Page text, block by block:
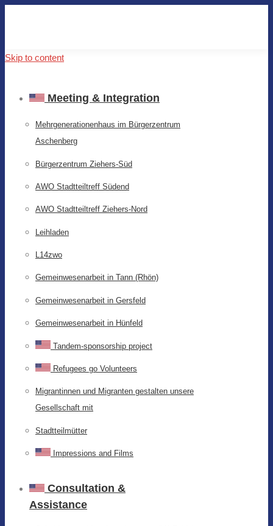
Skip to content
Meeting & Integration
Mehrgenerationenhaus im Bürgerzentrum
Aschenberg
Bürgerzentrum Ziehers-Süd
AWO Stadtteiltreff Südend
AWO Stadtteiltreff Ziehers-Nord
Leihladen
L14zwo
Gemeinwesenarbeit in Tann (Rhön)
Gemeinwesenarbeit in Gersfeld
Gemeinwesenarbeit in Hünfeld
Tandem-sponsorship project
Refugees go Volunteers
Migrantinnen und Migranten gestalten unsere
Gesellschaft mit
Stadtteilmütter
Impressions and Films
Consultation &
Assistance